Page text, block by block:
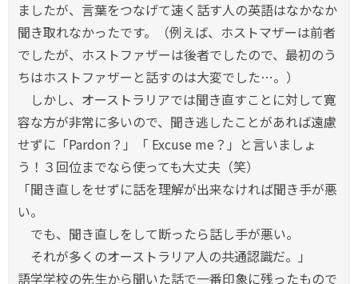
ましたが、言葉をつなげて速く話す人の英語はなかなか
聞き取れなかったです。（例えば、ホストマザーは前者
でしたが、ホストファザーは後者でしたので、最初のう
ちはホストファザーと話すのは大変でした…。）
しかし、オーストラリアでは聞き直すことに対して寛
容な方が非常に多いので、聞き逃したことがあれば遠慮
せずに「Pardon？」「 Excuse me？」と言いましょ
う！３回位までなら使っても大丈夫（笑）
「聞き直しをせずに話を理解が出来なければ聞き手が悪
い。
でも、聞き直しをして断ったら話し手が悪い。
それが多くのオーストラリア人の共通認識だ。」
語学学校の先生から聞いた話で一番印象に残ったもので